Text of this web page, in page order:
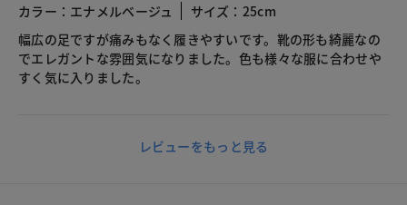
カラー：エナメルベージュ
サイズ：25cm
幅広の足ですが痛みもなく履きやすいです。靴の形も綺麗なの
でエレガントな雰囲気になりました。色も様々な服に合わせや
すく気に入りました。
レビューをもっと見る